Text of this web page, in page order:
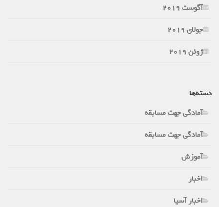
آگوست 2019
جولای 2019
ژوئن 2019
دسته‌ها
آمادگی جهت مسابقه
آمادگی جهت مسابقه
آموزش
اخبار
اخبار آسیا